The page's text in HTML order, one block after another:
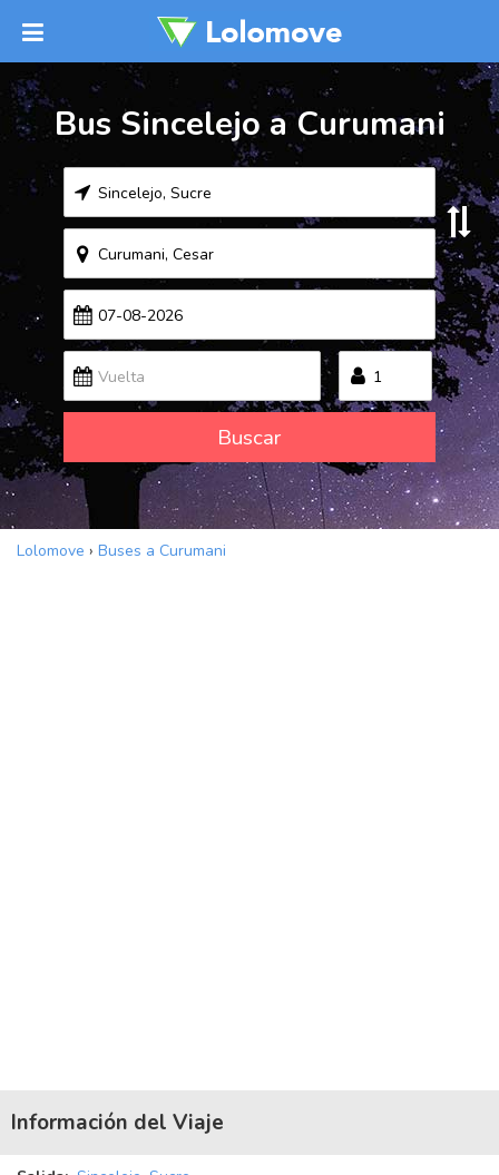
Bus Sincelejo a Curumani
Buscar
Lolomove › Buses a Curumani
Información del Viaje